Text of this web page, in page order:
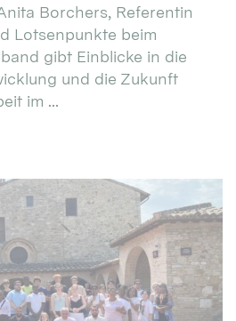
Borchers, Referentin
Lotsenpunkte beim
gibt Einblicke in die
und die Zukunft
im ...